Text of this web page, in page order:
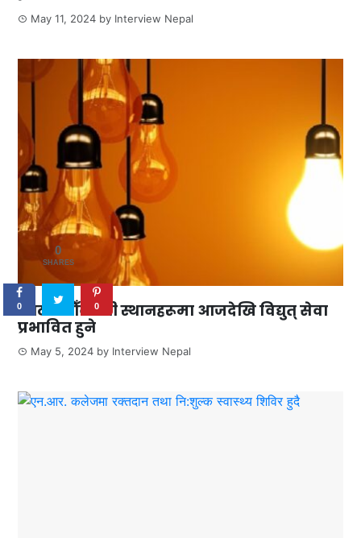
May 11, 2024 by Interview Nepal
काठमाडौँका यी स्थानहरूमा आजदेखि विद्युत् सेवा
प्रभावित हुने
May 5, 2024 by Interview Nepal
0
SHARES
0 0